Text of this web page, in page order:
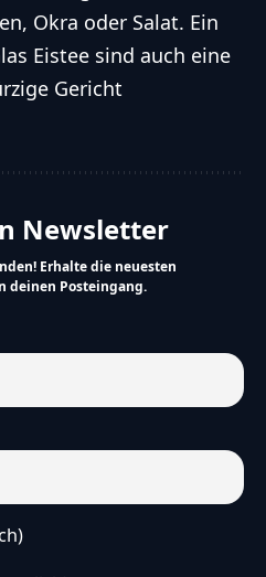
Okra oder Salat. Ein
Eistee sind auch eine
Gericht
Newsletter
Erhalte die neuesten
deinen Posteingang.